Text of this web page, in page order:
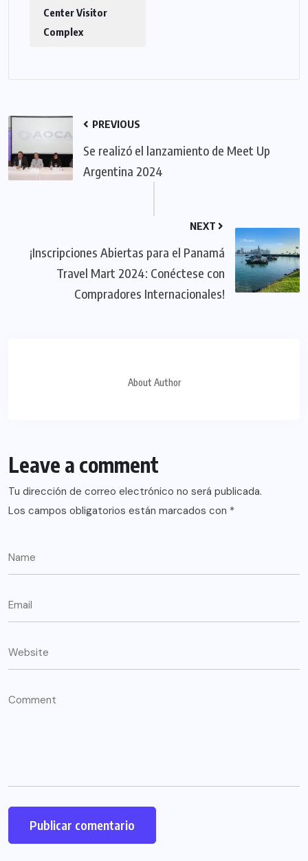
Center Visitor
Complex
PREVIOUS
Se realizó el lanzamiento de Meet Up
Argentina 2024
NEXT
¡Inscripciones Abiertas para el Panamá
Travel Mart 2024: Conéctese con
Compradores Internacionales!
About Author
Leave a comment
Tu dirección de correo electrónico no será publicada.
Los campos obligatorios están marcados con *